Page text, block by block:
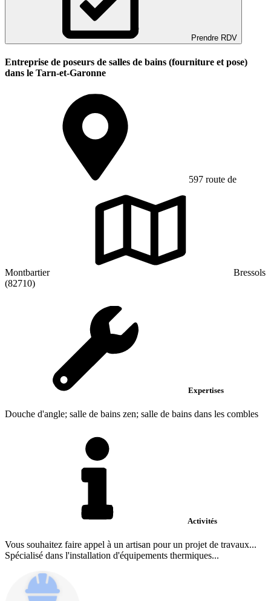
Prendre RDV
Entreprise de poseurs de salles de bains (fourniture et pose)
dans le Tarn-et-Garonne
597 route de
Montbartier
Bressols
(82710)
Expertises
Douche d'angle; salle de bains zen; salle de bains dans les combles
Activités
Vous souhaitez faire appel à un artisan pour un projet de travaux...
Spécialisé dans l'installation d'équipements thermiques...